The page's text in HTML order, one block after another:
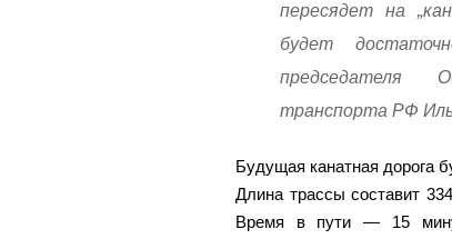
пересядет на
будет
председателя
транспорта РФ
Будущая канатная дорога
Длина трассы составит
Время в пути — 15